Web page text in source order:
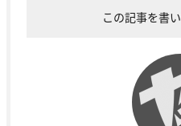
この記事を書